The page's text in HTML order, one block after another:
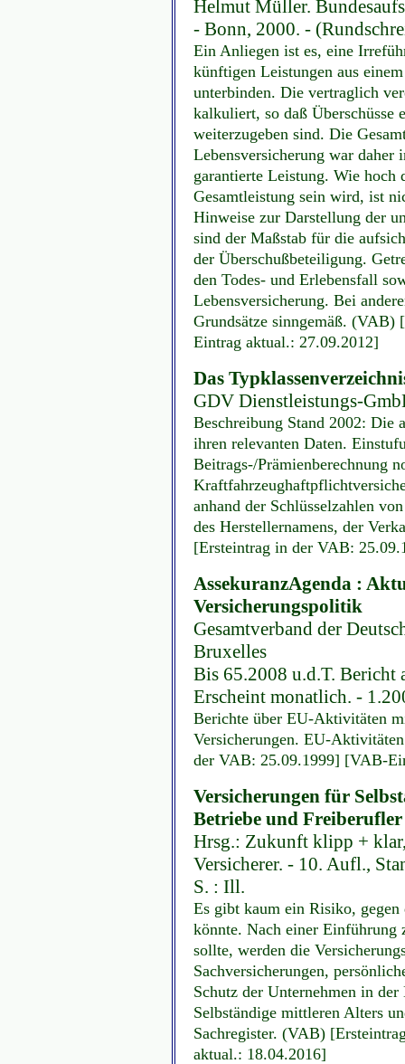
Helmut Müller.
- Bonn, 2000. -
Ein Anliegen ist es, eine
künftigen Leistungen aus
unterbinden. Die vertraglich
kalkuliert, so daß Überschüsse
weiterzugeben sind. Die
Lebensversicherung war daher
garantierte Leistung. Wie hoch
Gesamtleistung sein wird, ist
Hinweise zur Darstellung der
sind der Maßstab für die
der Überschußbeteiligung.
den Todes- und Erlebensfall
Lebensversicherung. Bei
Grundsätze sinngemäß.
Eintrag aktual.: 27.09.2012]
Das
GDV Dienstleistungs-
Beschreibung Stand 2002:
ihren relevanten Daten.
Beitrags-/Prämienberechnung
anhand der Schlüsselzahlen
des Herstellernamens, der
[Ersteintrag in der VAB:
AssekuranzAgenda :
Versicherungspolitik
Gesamtverband der
Bruxelles
Bis 65.2008 u.d.T. Bericht
Erscheint monatlich. -
Berichte über EU-Aktivitäten
Versicherungen. EU-
der VAB: 25.09.1999] [VAB-
Versicherungen für
Betriebe und Freiberufler
Hrsg.: Zukunft klipp +
Versicherer. - 10. Aufl.,
S. : Ill.
Es gibt kaum ein Risiko,
könnte. Nach einer Einführung
sollte, werden die
Sachversicherungen,
Schutz der Unternehmen in
Selbständige mittleren Alters
Sachregister. (VAB)
aktual.: 18.04.2016]